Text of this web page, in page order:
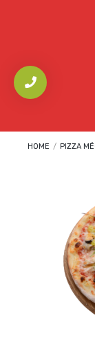
HOME / PIZZA